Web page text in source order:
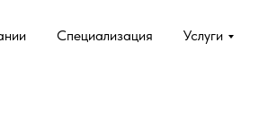
Специализация Услуги